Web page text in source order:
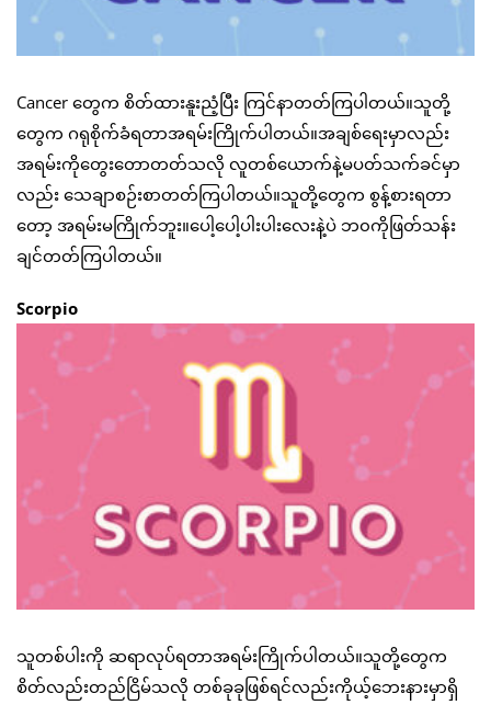
Cancer တွေက စိတ်ထားနူးညံ့ပြီး ကြင်နာတတ်ကြပါတယ်။သူတို့
တွေက ဂရုစိုက်ခံရတာအရမ်းကြိုက်ပါတယ်။အချစ်ရေးမှာလည်း
အရမ်းကိုတွေးတောတတ်သလို လူတစ်ယောက်နဲ့မပတ်သက်ခင်မှာ
လည်း သေချာစဉ်းစာတတ်ကြပါတယ်။သူတို့တွေက စွန့်စားရတာ
တော့ အရမ်းမကြိုက်ဘူး။ပေါ့ပေါ့ပါးပါးလေးနဲ့ပဲ ဘ၀ကိုဖြတ်သန်း
ချင်တတ်ကြပါတယ်။
Scorpio
သူတစ်ပါးကို ဆရာလုပ်ရတာအရမ်းကြိုက်ပါတယ်။သူတို့တွေက
စိတ်လည်းတည်ငြိမ်သလို တစ်ခုခုဖြစ်ရင်လည်းကိုယ့်ဘေးနားမှာရှိ